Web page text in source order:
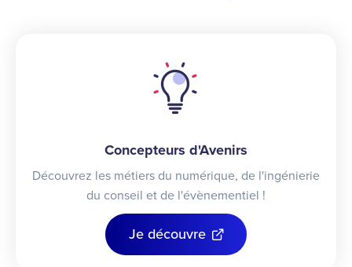
Concepteurs d'Avenirs
Découvrez les métiers du numérique, de l'ingénierie
du conseil et de l'évènementiel !
Je découvre